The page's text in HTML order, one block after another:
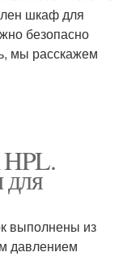
шкаф для
безопасно
мы расскажем
выполнены из
давлением